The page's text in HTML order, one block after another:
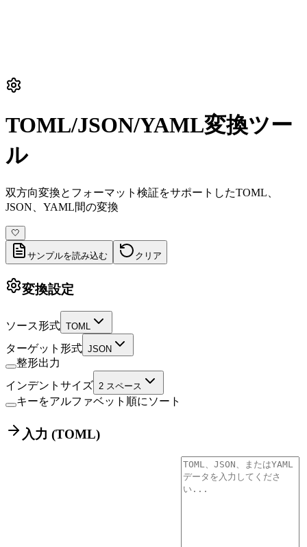
TOML/JSON/YAML変換ツー
ル
双方向変換とフォーマット検証をサポートしたTOML、
JSON、YAML間の変換
🤍
サンプルを読み込む クリア
変換設定
ソース形式 TOML
ターゲット形式 JSON
整形出力
インデントサイズ 2 スペース
キーをアルファベット順にソート
入力 (TOML)